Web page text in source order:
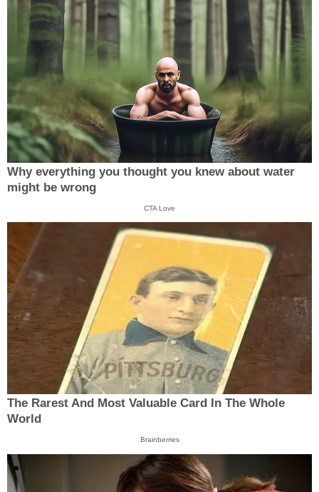
Why everything you thought you knew about water
might be wrong
CTA Love
The Rarest And Most Valuable Card In The Whole
World
Brainberries